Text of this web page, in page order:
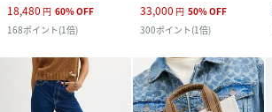
18,480 円 60%OFF
168ポイント(1倍)
33,000 円 50%OFF
300ポイント(1倍)